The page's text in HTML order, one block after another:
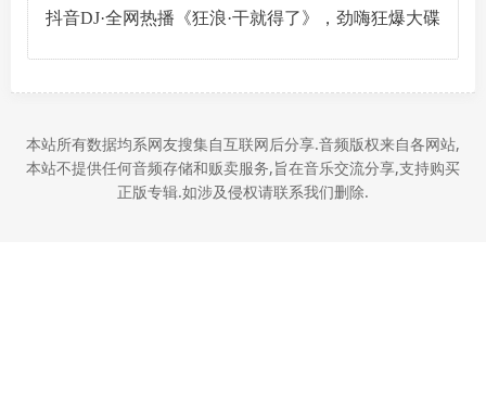
抖音DJ·全网热播《狂浪·干就得了》，劲嗨狂爆大碟
本站所有数据均系网友搜集自互联网后分享.音频版权来自各网站,
本站不提供任何音频存储和贩卖服务,旨在音乐交流分享,支持购买
正版专辑.如涉及侵权请联系我们删除.